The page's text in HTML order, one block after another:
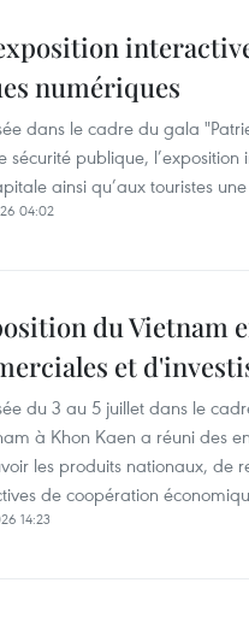
numériques
dans le cadre du gala
sécurité publique,
ainsi qu’aux touristes
04:02
du Vietnam
et
du 3 au 5 juillet dans le
à Khon Kaen a réuni des
les produits nationaux, de
de coopération
14:23